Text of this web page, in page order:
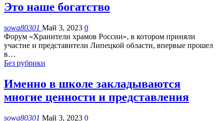
Это наше богатство
sowa80301 Май 3, 2023 0
Форум «Хранители храмов России», в котором приняли
участие и представители Липецкой области, впервые прошел
в…
Без рубрики
Именно в школе закладываются
многие ценности и представления
sowa80301 Май 3, 2023 0